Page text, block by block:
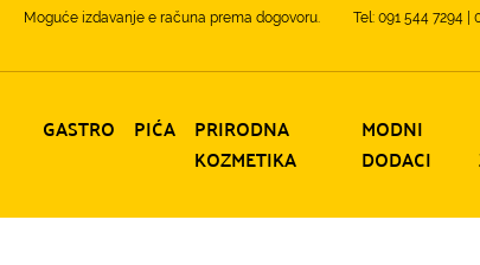
Moguće izdavanje e računa prema dogovoru. Tel: 091 544 7294 |
GASTRO PIĆA PRIRODNA
KOZMETIKA
MODNI
DODACI